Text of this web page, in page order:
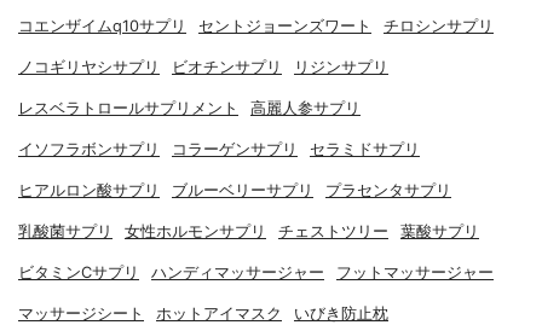
コエンザイムq10サプリ セントジョーンズワート チロシンサプリ
ノコギリヤシサプリ ビオチンサプリ リジンサプリ
レスベラトロールサプリメント 高麗人参サプリ
イソフラボンサプリ コラーゲンサプリ セラミドサプリ
ヒアルロン酸サプリ ブルーベリーサプリ プラセンタサプリ
乳酸菌サプリ 女性ホルモンサプリ チェストツリー 葉酸サプリ
ビタミンCサプリ ハンディマッサージャー フットマッサージャー
マッサージシート ホットアイマスク いびき防止枕